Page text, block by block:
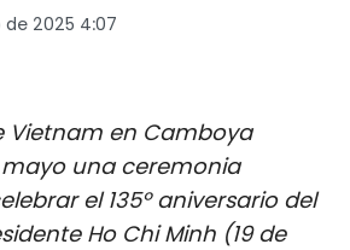
SALUD - MEDIO AMBIENTE
CULTURA - ENTRETENIMIENTO
2025 4:07
Vietnam en Camboya
mayo una ceremonia
el 135º aniversario del
Ho Chi Minh (19 de